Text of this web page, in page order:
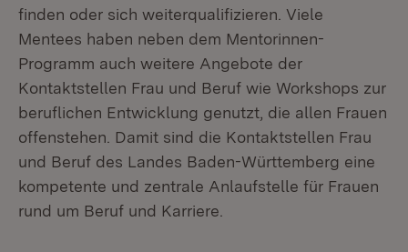
finden oder sich weiterqualifizieren. Viele
Mentees haben neben dem Mentorinnen-
Programm auch weitere Angebote der
Kontaktstellen Frau und Beruf wie Workshops zur
beruflichen Entwicklung genutzt, die allen Frauen
offenstehen. Damit sind die Kontaktstellen Frau
und Beruf des Landes Baden-Württemberg eine
kompetente und zentrale Anlaufstelle für Frauen
rund um Beruf und Karriere.